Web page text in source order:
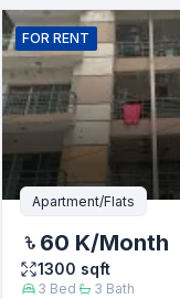
FOR RENT
Apartment/Flats
60 K/Month
1300 sqft
3 Bed 3 Bath